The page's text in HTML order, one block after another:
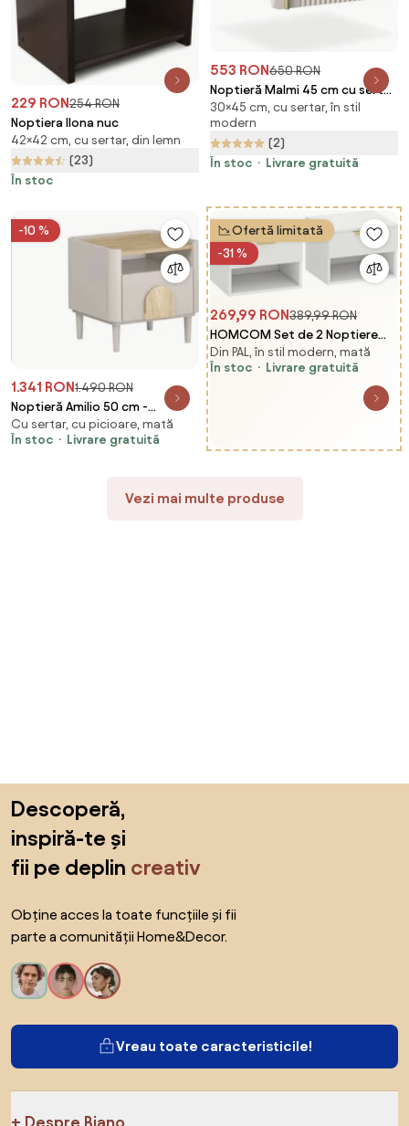
229 RON254 RON
Noptiera Ilona nuc
42×42 cm, cu sertar, din lemn
(23)
În stoc
553 RON650 RON
Noptieră Malmi 45 cm cu sertar
- cashmir / crema bianca / gold
30×45 cm, cu sertar, în stil
modern
(2)
În stoc
Livrare gratuită
-10 %
1.341 RON1.490 RON
Noptieră Amilio 50 cm -
cashmere / stejar uleiat /
mânere stejar deschis
Cu sertar, cu picioare, mată
În stoc
Livrare gratuită
Ofertă limitată
-31 %
269,99 RON389,99 RON
HOMCOM Set de 2 Noptiere
Suspendate cu Panouri
Canelate, Sertar și Raft,
Din PAL, în stil modern, mată
În stoc
Livrare gratuită
Vezi mai multe produse
Descoperă,
inspiră-te și
fii pe deplin creativ
Obține acces la toate funcțiile și fii
parte a comunității Home&Decor.
Vreau toate caracteristicile!
Despre Biano